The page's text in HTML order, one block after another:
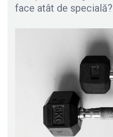
face atât de specială?